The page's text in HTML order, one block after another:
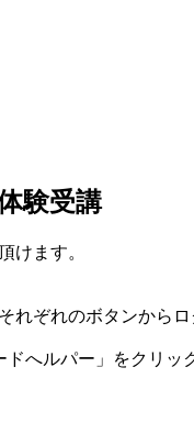
験受講
けます。
れぞれのボタンからロ
へルパー」をクリ